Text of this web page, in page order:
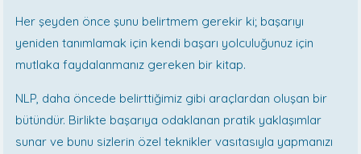
Her şeyden önce şunu belirtmem gerekir ki; başarıyı
yeniden tanımlamak için kendi başarı yolculuğunuz için
mutlaka faydalanmanız gereken bir kitap.
NLP, daha öncede belirttiğimiz gibi araçlardan oluşan bir
bütündür. Birlikte başarıya odaklanan pratik yaklaşımlar
sunar ve bunu sizlerin özel teknikler vasıtasıyla yapmanızı